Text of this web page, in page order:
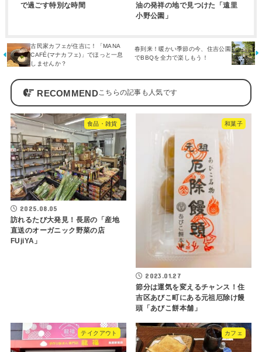
で過ごす特別な時間
油の発祥の地で見つけた「遠里
小野公園」
古民家カフェが住吉に！「MANA
CAFÉ(マナカフェ)」でほっと一息
しませんか？
春到来！暖かい季節の今、住吉公園
でBBQを全力で楽しもう！
RECOMMEND
食品・雑貨
2025.08.05
訪れるたび大発見！長居の「産地
直送のオーガニック野菜の店
FUjiYA」
和菓子
2023.01.27
節分は運気を変えるチャンス！住
吉区あびこ町にある元祖厄除け饅
頭「あびこ餅本舗」
テイクアウト カフェ